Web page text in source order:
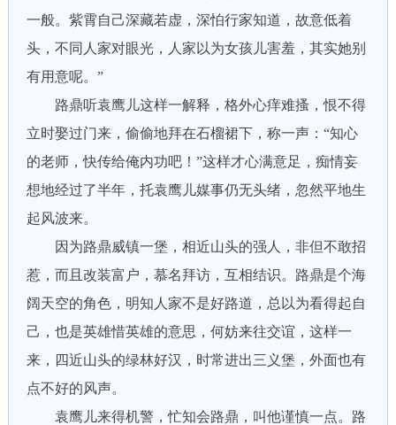
一般。紫霄自己深藏若虚，深怕行家知道，故意低着
头，不同人家对眼光，人家以为女孩儿害羞，其实她别
有用意呢。”
路鼎听袁鹰儿这样一解释，格外心痒难搔，恨不得
立时娶过门来，偷偷地拜在石榴裙下，称一声：“知心
的老师，快传给俺内功吧！”这样才心满意足，痴情妄
想地经过了半年，托袁鹰儿媒事仍无头绪，忽然平地生
起风波来。
因为路鼎威镇一堡，相近山头的强人，非但不敢招
惹，而且改装富户，慕名拜访，互相结识。路鼎是个海
阔天空的角色，明知人家不是好路道，总以为看得起自
己，也是英雄惜英雄的意思，何妨来往交谊，这样一
来，四近山头的绿林好汉，时常进出三义堡，外面也有
点不好的风声。
袁鹰儿来得机警，忙知会路鼎，叫他谨慎一点。路